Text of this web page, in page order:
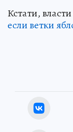
Кстати,
если ветки